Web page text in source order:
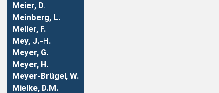
Meier, D.
Meinberg, L.
Meller, F.
Mey, J.-H.
Meyer, G.
Meyer, H.
Meyer-Brügel, W.
Mielke, D.M.